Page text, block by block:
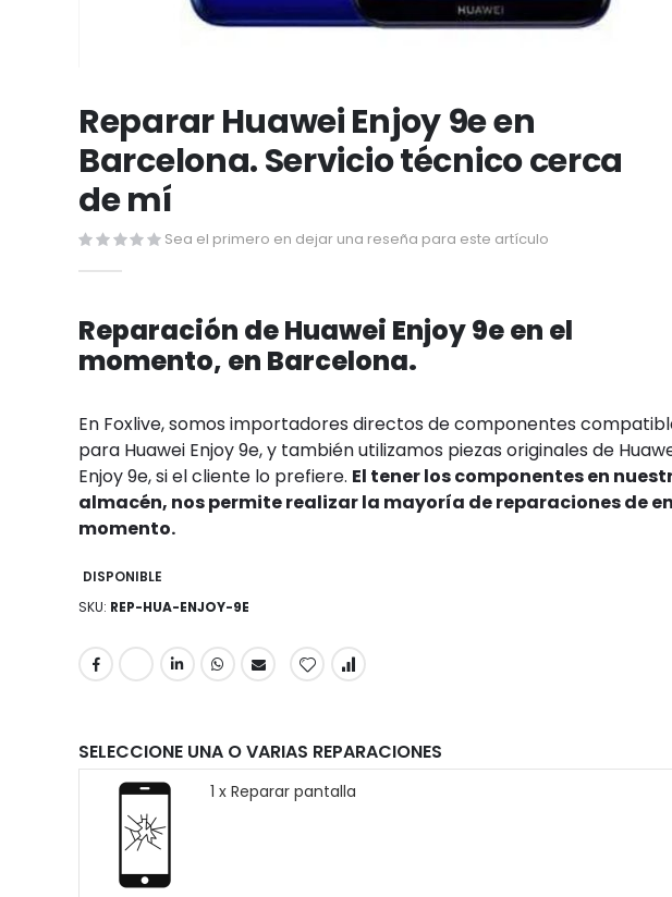
al
comienzo
de
galería
de
Reparar Huawei Enjoy 9e en
Barcelona. Servicio técnico cerca
de mí
Sea el primero en dejar una reseña para este artículo
Reparación de Huawei Enjoy 9e en el
momento, en Barcelona.
En Foxlive, somos importadores directos de componentes
para Huawei Enjoy 9e, y también utilizamos piezas originales de
Enjoy 9e, si el cliente lo prefiere. El tener los componentes en
almacén, nos permite realizar la mayoría de reparaciones de
momento.
DISPONIBLE
SKU REP-HUA-ENJOY-9E
SELECCIONE UNA O VARIAS REPARACIONES
1 x Reparar pantalla